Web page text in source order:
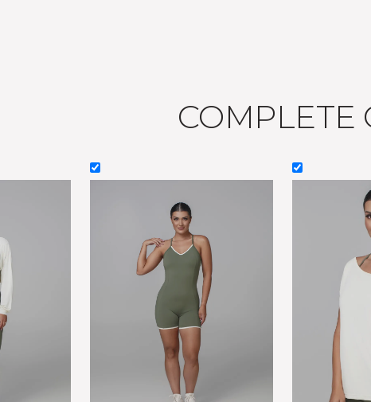
COMPLETE